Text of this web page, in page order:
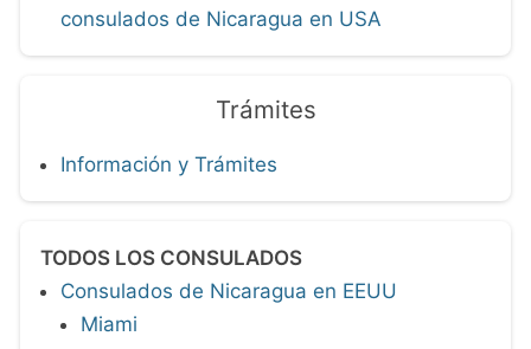
consulados de Nicaragua en USA
Trámites
Información y Trámites
TODOS LOS CONSULADOS
Consulados de Nicaragua en EEUU
Miami